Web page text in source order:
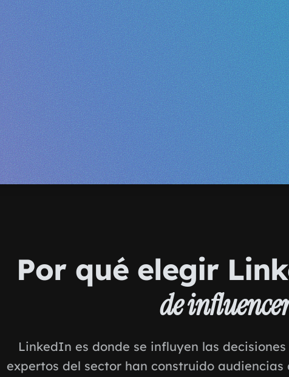
Por qué elegir
de
LinkedIn es donde se influyen las
expertos del sector han construido audiencias